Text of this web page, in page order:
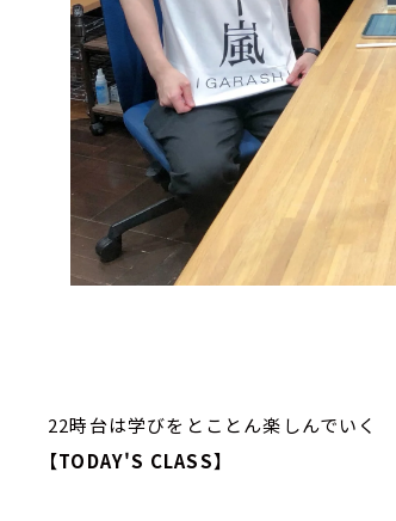
22時台は学びをとことん楽しんでいく
【TODAY'S CLASS】